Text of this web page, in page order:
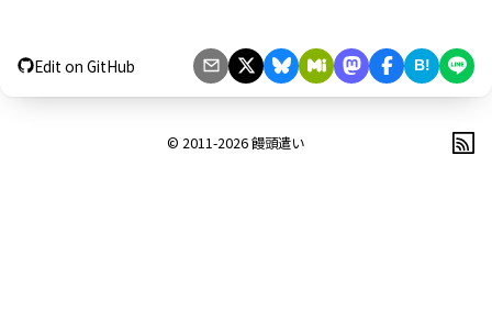
Edit on GitHub B!
© 2011-2026饅頭遣い